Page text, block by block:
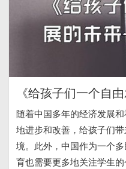
《给孩子们一个自
育的重要性》
随着中国多年的经济发展
地进步和改善，给孩子们
境。此外，中国作为一个
育也需要更多地关注学生